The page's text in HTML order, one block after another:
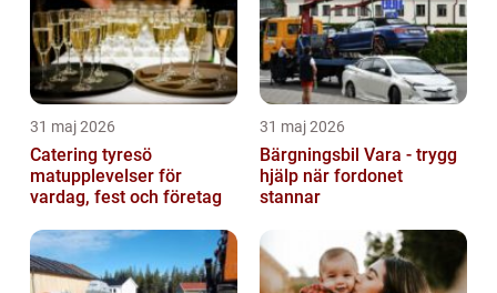
31 maj 2026
Catering tyresö
matupplevelser för
vardag, fest och företag
31 maj 2026
Bärgningsbil Vara - trygg
hjälp när fordonet
stannar